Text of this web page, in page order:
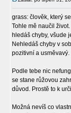
grass: člověk, který
Tohle mě naučil
hledáš chyby, všude
Nehledáš chyby v
pozitivní a
Podle tebe nic
se stane růžovou
důvod. Prostě to k
Možná nevíš co